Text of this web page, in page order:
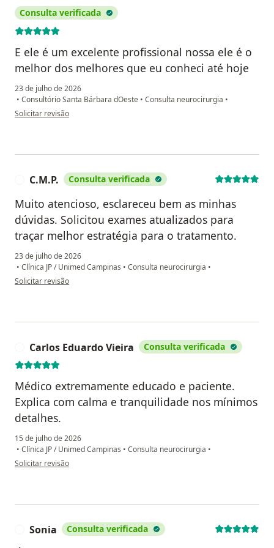
Consulta verificada
E ele é um excelente profissional nossa ele é o
melhor dos melhores que eu conheci até hoje
23 de julho de 2026
• Consultório Santa Bárbara dOeste • Consulta neurocirurgia •
na opinião do utilizador Cristina de Oliveira Dias Alves
Solicitar revisão
C.M.P. Consulta verificada
Muito atencioso, esclareceu bem as minhas
dúvidas. Solicitou exames atualizados para
traçar melhor estratégia para o tratamento.
23 de julho de 2026
• Clínica JP / Unimed Campinas • Consulta neurocirurgia •
na opinião do utilizador C.M.P.
Solicitar revisão
Carlos Eduardo Vieira Consulta verificada
Médico extremamente educado e paciente.
Explica com calma e tranquilidade nos mínimos
detalhes.
15 de julho de 2026
• Clínica JP / Unimed Campinas • Consulta neurocirurgia •
na opinião do utilizador Carlos Eduardo Vieira
Solicitar revisão
Sonia Consulta verificada